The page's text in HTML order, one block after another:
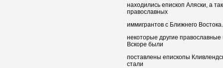
находились епископ Аляски, а
православных
иммигрантов с Ближнего
некоторые другие
Вскоре были
поставлены епископы
стали